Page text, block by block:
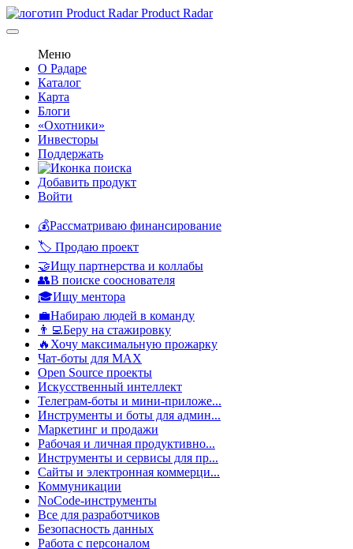
Product Radar
Меню
О Радаре
Каталог
Карта
Блоги
«Охотники»
Инвесторы
Поддержать
Добавить продукт
Войти
💰Рассматриваю финансирование
🏷️ Продаю проект
🤝Ищу партнерства и коллабы
👥В поиске сооснователя
🎓Ищу ментора
💼Набираю людей в команду
👨‍💻Беру на стажировку
🔥Хочу максимальную прожарку
Чат-боты для MAX
Open Source проекты
Искусственный интеллект
Телеграм-боты и мини-приложе...
Инструменты и боты для админ...
Маркетинг и продажи
Рабочая и личная продуктивно...
Инструменты и сервисы для пр...
Сайты и электронная коммерци...
Коммуникации
NoCode-инструменты
Все для разработчиков
Безопасность данных
Работа с персоналом